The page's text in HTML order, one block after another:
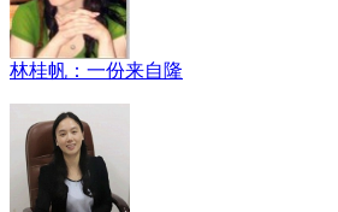
林桂帆：一份来自隆